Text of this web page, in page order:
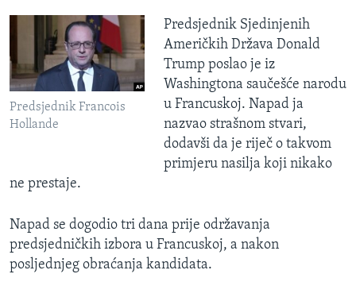
Predsjednik Francois
Hollande
Predsjednik Sjedinjenih
Američkih Država Donald
Trump poslao je iz
Washingtona saučešće narodu
u Francuskoj. Napad ja
nazvao strašnom stvari,
dodavši da je riječ o takvom
primjeru nasilja koji nikako
ne prestaje.
Napad se dogodio tri dana prije održavanja
predsjedničkih izbora u Francuskoj, a nakon
posljednjeg obraćanja kandidata.